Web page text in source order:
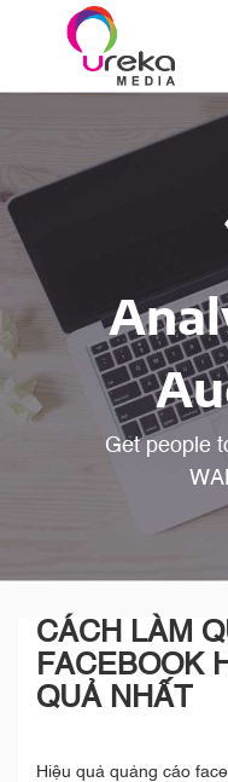
Get people
CÁCH LÀM
FACEBOOK
QUẢ NHẤT
Hiệu quả quảng cáo